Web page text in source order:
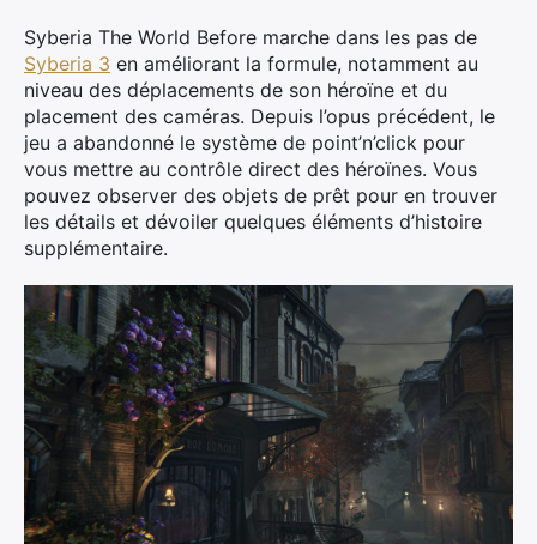
Syberia The World Before marche dans les pas de
Syberia 3 en améliorant la formule, notamment au
niveau des déplacements de son héroïne et du
placement des caméras. Depuis l’opus précédent, le
jeu a abandonné le système de point’n’click pour
vous mettre au contrôle direct des héroïnes. Vous
pouvez observer des objets de prêt pour en trouver
les détails et dévoiler quelques éléments d’histoire
supplémentaire.